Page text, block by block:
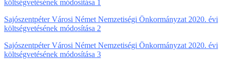
költségvetésének módosítása 1
Sajószentpéter Városi Német Nemzetiségi Önkormányzat 2020. évi
költségvetésének módosítása 2
Sajószentpéter Városi Német Nemzetiségi Önkormányzat 2020. évi
költségvetésének módosítása 3